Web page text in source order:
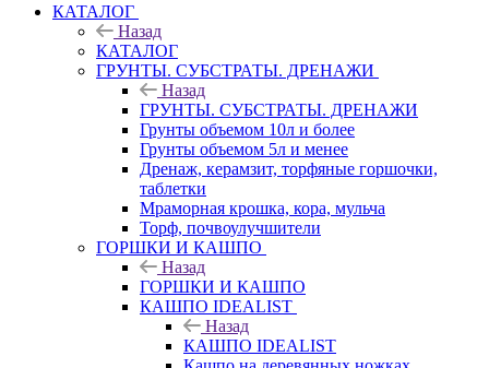
КАТАЛОГ
Назад
КАТАЛОГ
ГРУНТЫ. СУБСТРАТЫ. ДРЕНАЖИ
Назад
ГРУНТЫ. СУБСТРАТЫ. ДРЕНАЖИ
Грунты объемом 10л и более
Грунты объемом 5л и менее
Дренаж, керамзит, торфяные горшочки,
таблетки
Мраморная крошка, кора, мульча
Торф, почвоулучшители
ГОРШКИ И КАШПО
Назад
ГОРШКИ И КАШПО
КАШПО IDEALIST
Назад
КАШПО IDEALIST